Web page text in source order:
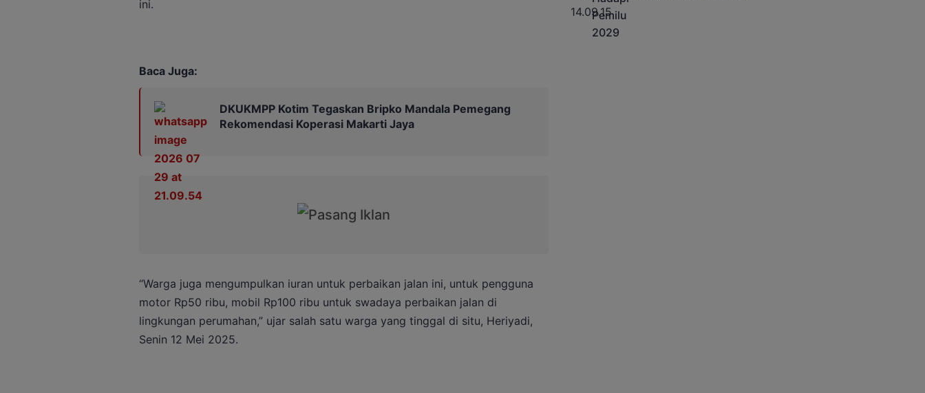
ini.
Baca Juga:
DKUKMPP Kotim Tegaskan Bripko Mandala Pemegang
Rekomendasi Koperasi Makarti Jaya
“Warga juga mengumpulkan iuran untuk perbaikan jalan ini, untuk pengguna
motor Rp50 ribu, mobil Rp100 ribu untuk swadaya perbaikan jalan di
lingkungan perumahan,” ujar salah satu warga yang tinggal di situ, Heriyadi,
Senin 12 Mei 2025.